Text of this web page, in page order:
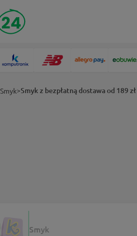
Smyk>Smyk z bezpłatną dostawa od 189 zł
Smyk